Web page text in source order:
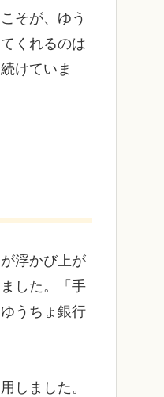
そが、ゆう
くれるのは
けていま
浮かび上が
した。「手
うちょ銀行
しました。